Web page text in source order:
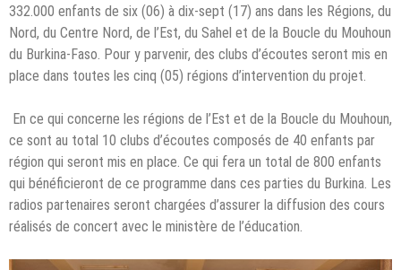
332.000 enfants de six (06) à dix-sept (17) ans dans les Régions, du
Nord, du Centre Nord, de l’Est, du Sahel et de la Boucle du Mouhoun
du Burkina-Faso. Pour y parvenir, des clubs d’écoutes seront mis en
place dans toutes les cinq (05) régions d’intervention du projet.
En ce qui concerne les régions de l’Est et de la Boucle du Mouhoun,
ce sont au total 10 clubs d’écoutes composés de 40 enfants par
région qui seront mis en place. Ce qui fera un total de 800 enfants
qui bénéficieront de ce programme dans ces parties du Burkina. Les
radios partenaires seront chargées d’assurer la diffusion des cours
réalisés de concert avec le ministère de l’éducation.